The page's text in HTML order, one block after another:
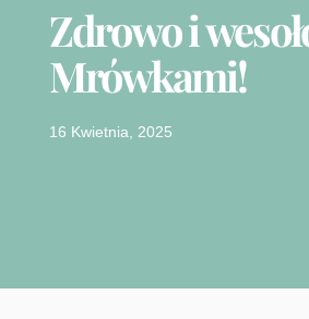
Zdrowo i
Mrówkami!
16 Kwietnia, 2025